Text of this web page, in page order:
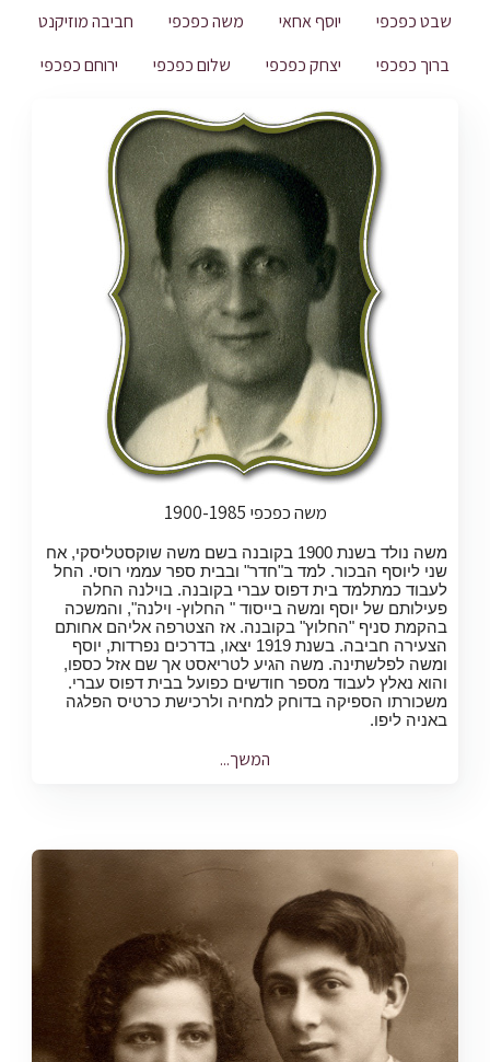
שבט כפכפי יוסף אחאי משה כפכפי
חביבה מוזיקנט
ברוך כפכפי
יצחק כפכפי שלום כפכפי ירוחם כפכפי
משה כפכפי 1900-1985
משה נולד בשנת 1900 בקובנה בשם משה שוקסטליסקי, אח
שני ליוסף הבכור. למד ב"חדר" ובבית ספר עממי רוסי. החל
לעבוד כמתלמד בית דפוס עברי בקובנה. בוילנה החלה
פעילותם של יוסף ומשה בייסוד " החלוץ- וילנה", והמשכה
בהקמת סניף "החלוץ" בקובנה. אז הצטרפה אליהם אחותם
הצעירה חביבה. בשנת 1919 יצאו, בדרכים נפרדות, יוסף
ומשה לפלשתינה. משה הגיע לטריאסט אך שם אזל כספו,
והוא נאלץ לעבוד מספר חודשים כפועל בבית דפוס עברי.
משכורתו הספיקה בדוחק למחיה ולרכישת כרטיס הפלגה
באניה ליפו.
המשך...